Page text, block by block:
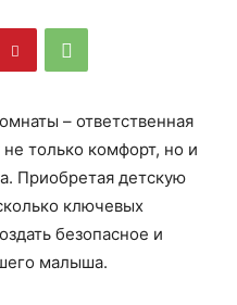
– ответственная
не только комфорт, но и
Приобретая детскую
ключевых
безопасное и
малыша.